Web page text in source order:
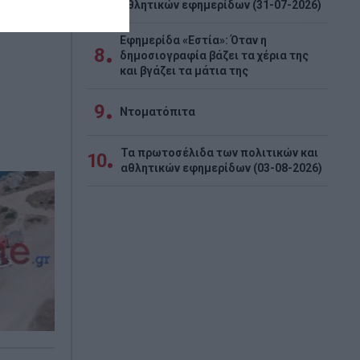
αθλητικών εφημερίδων (31-07-2026)
8
Εφημερίδα «Εστία»: Όταν η
δημοσιογραφία βάζει τα χέρια της
και βγάζει τα μάτια της
9 Ντοματόπιτα
10
Τα πρωτοσέλιδα των πολιτικών και
αθλητικών εφημερίδων (03-08-2026)